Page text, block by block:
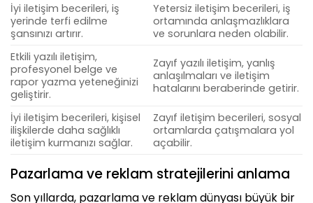
İyi iletişim becerileri, iş
yerinde terfi edilme
şansınızı artırır.
Yetersiz iletişim becerileri, iş
ortamında anlaşmazlıklara
ve sorunlara neden olabilir.
Etkili yazılı iletişim,
profesyonel belge ve
rapor yazma yeteneğinizi
geliştirir.
Zayıf yazılı iletişim, yanlış
anlaşılmaları ve iletişim
hatalarını beraberinde getirir.
İyi iletişim becerileri, kişisel
ilişkilerde daha sağlıklı
iletişim kurmanızı sağlar.
Zayıf iletişim becerileri, sosyal
ortamlarda çatışmalara yol
açabilir.
Pazarlama ve reklam stratejilerini anlama
Son yıllarda, pazarlama ve reklam dünyası büyük bir